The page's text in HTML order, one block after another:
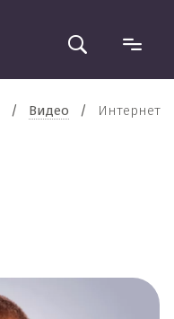
/ Видео / Интернет